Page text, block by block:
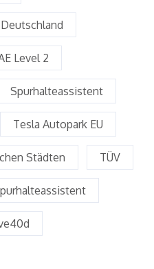
Level 2
Spurhalteassistent
Tesla Autopark EU
Städten TÜV